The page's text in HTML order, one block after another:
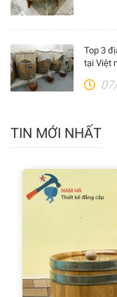
Top 3
tại Việt
TIN MỚI NHẤT